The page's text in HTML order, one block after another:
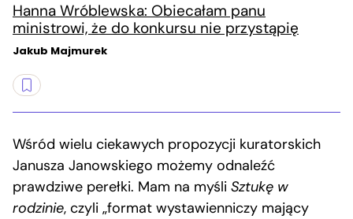
Hanna Wróblewska: Obiecałam panu
ministrowi, że do konkursu nie przystąpię
Jakub Majmurek
Wśród wielu ciekawych propozycji kuratorskich
Janusza Janowskiego możemy odnaleźć
prawdziwe perełki. Mam na myśli Sztukę w
rodzinie, czyli „format wystawienniczy mający